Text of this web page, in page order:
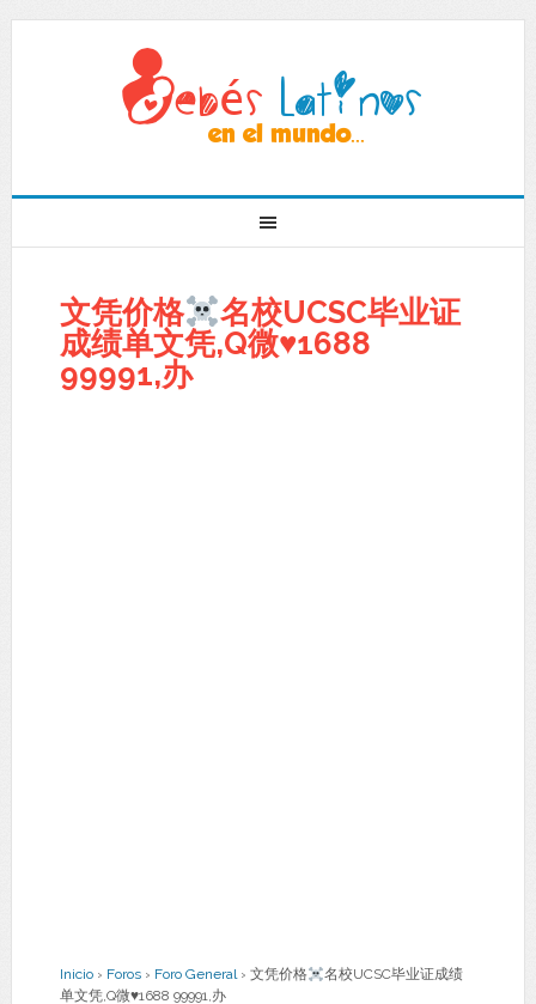
文凭价格
名校UCSC毕业证
成绩单文凭,Q微♥1688
99991,办
Inicio › Foros › Foro General › 文凭价格
名校UCSC毕业证成绩
单文凭,Q微♥1688 99991,办